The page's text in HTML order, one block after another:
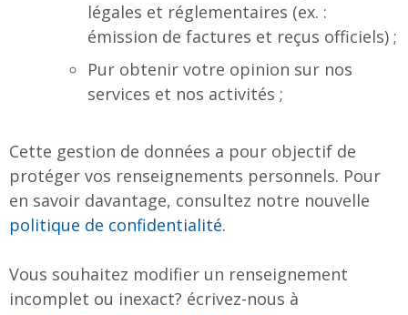
légales et réglementaires (ex. :
émission de factures et reçus officiels) ;
Pur obtenir votre opinion sur nos
services et nos activités ;
Cette gestion de données a pour objectif de
protéger vos renseignements personnels. Pour
en savoir davantage, consultez notre nouvelle
politique de confidentialité.
Vous souhaitez modifier un renseignement
incomplet ou inexact? écrivez-nous à